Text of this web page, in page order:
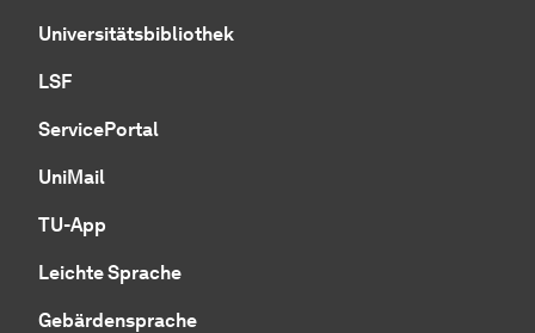
Universitätsbibliothek
LSF
ServicePortal
UniMail
TU-App
Leichte Sprache
Gebärdensprache